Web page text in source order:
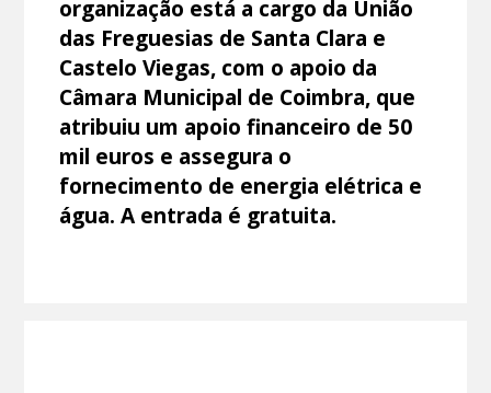
organização está a cargo da União
das Freguesias de Santa Clara e
Castelo Viegas, com o apoio da
Câmara Municipal de Coimbra, que
atribuiu um apoio financeiro de 50
mil euros e assegura o
fornecimento de energia elétrica e
água. A entrada é gratuita.